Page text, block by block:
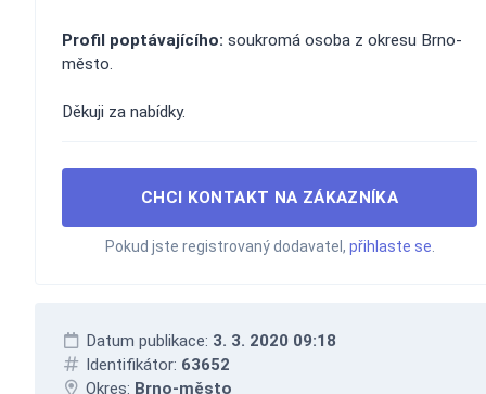
Profil poptávajícího: soukromá osoba z okresu Brno-
město.
Děkuji za nabídky.
CHCI KONTAKT NA ZÁKAZNÍKA
Pokud jste registrovaný dodavatel, přihlaste se
Datum publikace: 3. 3. 2020 09:18
Identifikátor: 63652
Okres: Brno-město